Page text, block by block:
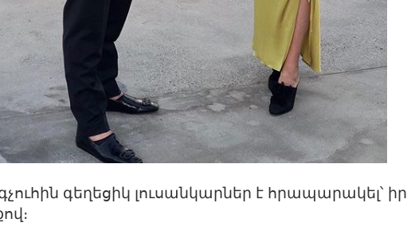
գեղեցիկ լուսանկարներ է հրապարակել՝ իր